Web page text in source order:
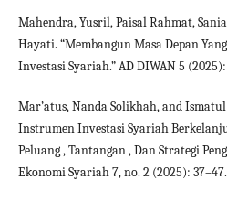
Mahendra, Yusril, Paisal Rahmat,
Hayati. “Membangun Masa Depan
Investasi Syariah.” AD DIWAN 5 (2025):
Mar’atus, Nanda Solikhah, and
Instrumen Investasi Syariah
Peluang , Tantangan , Dan Strategi
Ekonomi Syariah 7, no. 2 (2025): 37–47.